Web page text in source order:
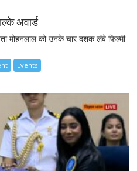
अवार्ड
मोहनलाल को उनके चार दशक लंबे फिल्मी
Events